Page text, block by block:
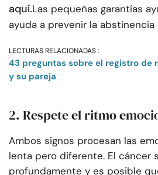
aquí.Las pequeñas garantías
ayuda a prevenir la abstinencia
LECTURAS RELACIONADAS :
43 preguntas sobre el registro de
y su pareja
2. Respete el ritmo
Ambos signos procesan las
lenta pero diferente. El cáncer
profundamente y es posible